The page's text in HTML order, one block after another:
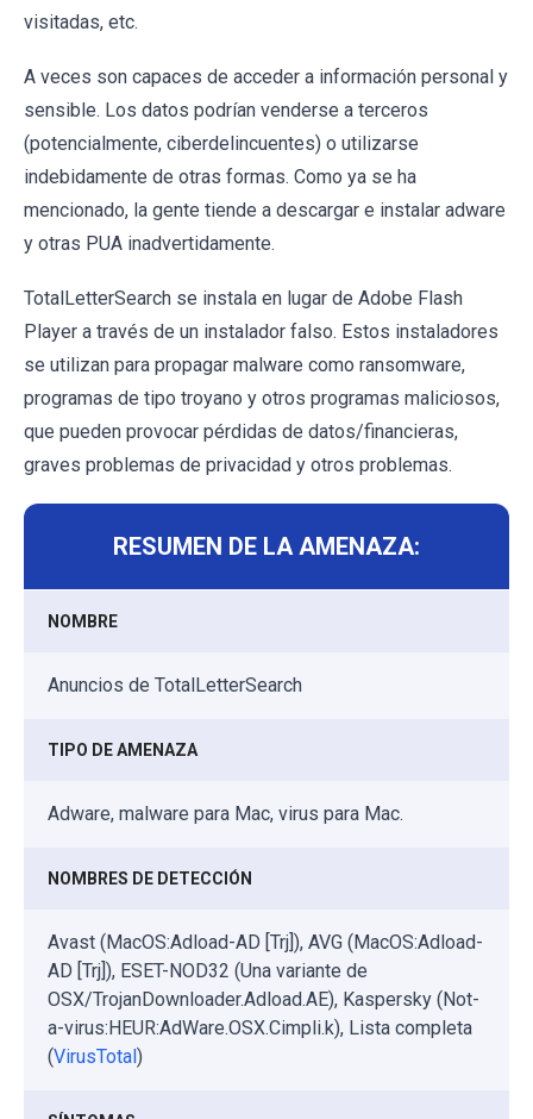
visitadas, etc.
A veces son capaces de acceder a información personal y
sensible. Los datos podrían venderse a terceros
(potencialmente, ciberdelincuentes) o utilizarse
indebidamente de otras formas. Como ya se ha
mencionado, la gente tiende a descargar e instalar adware
y otras PUA inadvertidamente.
TotalLetterSearch se instala en lugar de Adobe Flash
Player a través de un instalador falso. Estos instaladores
se utilizan para propagar malware como ransomware,
programas de tipo troyano y otros programas maliciosos,
que pueden provocar pérdidas de datos/financieras,
graves problemas de privacidad y otros problemas.
RESUMEN DE LA AMENAZA:
NOMBRE
Anuncios de TotalLetterSearch
TIPO DE AMENAZA
Adware, malware para Mac, virus para Mac.
NOMBRES DE DETECCIÓN
Avast (MacOS:Adload-AD [Trj]), AVG (MacOS:Adload-
AD [Trj]), ESET-NOD32 (Una variante de
OSX/TrojanDownloader.Adload.AE), Kaspersky (Not-
a-virus:HEUR:AdWare.OSX.Cimpli.k), Lista completa
(VirusTotal)